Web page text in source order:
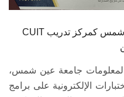
CUIT اعتماد مركز الشبكات جامعة عين شمس كمركز تدريب
جامعة عين شمس،
الإلكترونية على برامج